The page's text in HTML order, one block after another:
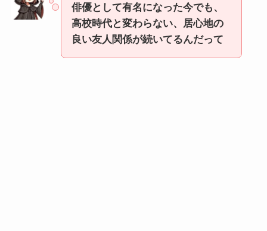
俳優として有名になった今でも、
高校時代と変わらない、居心地の
良い友人関係が続いてるんだって